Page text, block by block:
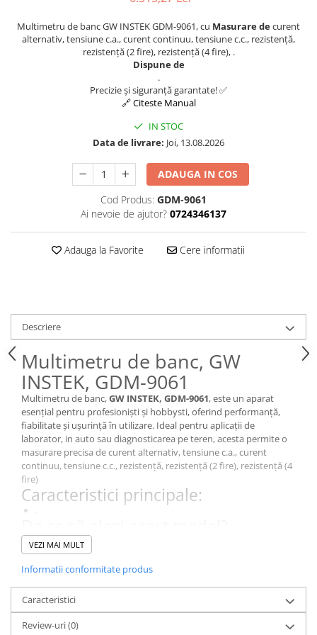
Multimetru de banc GW INSTEK GDM-9061, cu Masurare decurent
alternativ, tensiune c.a., curent continuu, tensiune c.c., rezistență,
rezistență (2 fire), rezistență (4 fire), .
Dispune de
.
Precizie și siguranță garantate! ✅
🔗 Citeste Manual
IN STOC
Data de livrare: Joi, 13.08.2026
ADAUGA IN COS
Cod Produs: GDM-9061
Ai nevoie de ajutor? 0724346137
Adauga la Favorite Cere informatii
Descriere
Multimetru de banc, GW
INSTEK, GDM-9061
Multimetru de banc,GW INSTEK, GDM-9061, este un aparat
esențial pentru profesioniști și hobbysti, oferind performanță,
fiabilitate și ușurință în utilizare. Ideal pentru aplicații de
laborator, in auto sau diagnosticarea pe teren, acesta permite o
masurare precisa de curent alternativ, tensiune c.a., curent
continuu, tensiune c.c., rezistență, rezistență (2 fire), rezistență (4
fire)
Caracteristici principale:
Este un instrument de diagnosticare esențial pentru măsurători
precise in domeniul electric si electronic., GDM-9061, oferă o
calitate excelentă a masuratorilor pentru aplicații de laborator,
Specificații Tehnice
Caracteristică
VEZI MAI MULT
Informatii conformitate produs
Caracteristici
Review-uri(0)